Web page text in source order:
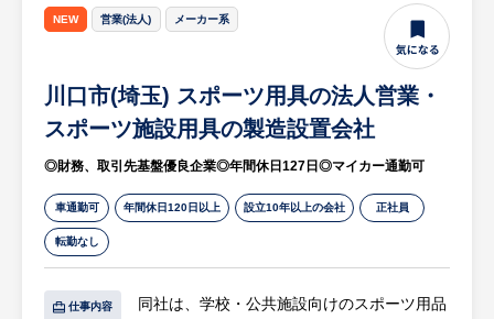
・契約書、各種文書の管理
・社内イベントや会議運営のサポート
・その他、管理部門に付随する業務
等
【担当営業コメント】
○幅広いバックオフィス業務に携われる環境
・労務・総務の両分野で経験を積み、専門性
に携われます。
NEW 営業(法人) メーカー系
川口市(埼玉) スポーツ用具の法人営業・
スポーツ施設用具の製造設置会社
◎財務、取引先基盤優良企業◎年間休日127日◎マイカー通勤可
車通勤可 年間休日120日以上 設立10年以上の会社 正社員
転勤なし
仕事内容
同社は、学校・公共施設向けのスポーツ用品